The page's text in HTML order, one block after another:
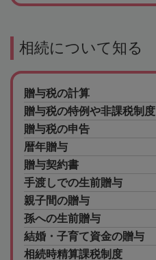
相続について知る
贈与税の計算
贈与税の特例や非課税制度
贈与税の申告
暦年贈与
贈与契約書
手渡しでの生前贈与
親子間の贈与
孫への生前贈与
結婚・子育て資金の贈与
相続時精算課税制度